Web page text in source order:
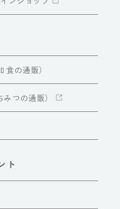
食の通販）
つの通販）
ト